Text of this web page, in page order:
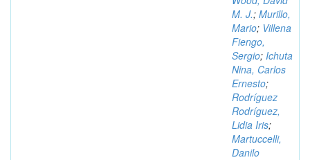
M. J.; Murillo,
Mario; Villena
Fiengo,
Sergio; Ichuta
Nina, Carlos
Ernesto;
Rodríguez
Rodríguez,
Lidia Iris;
Martuccelli,
Danilo